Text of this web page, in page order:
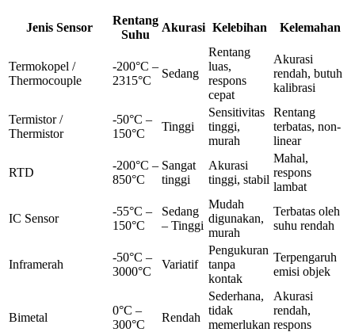
Jenis Sensor
Rentang
Suhu
Akurasi Kelebihan Kelemahan
Termokopel /
Thermocouple
-200°C –
2315°C
Sedang
Rentang
luas,
respons
cepat
Akurasi
rendah, butuh
kalibrasi
Termistor /
Thermistor
-50°C –
150°C
Tinggi
Sensitivitas
tinggi,
murah
Rentang
terbatas, non-
linear
RTD
-200°C –
850°C
Sangat
tinggi
Akurasi
tinggi, stabil
Mahal,
respons
lambat
IC Sensor
-55°C –
150°C
Sedang
– Tinggi
Mudah
digunakan,
murah
Terbatas oleh
suhu rendah
Inframerah
-50°C –
3000°C
Variatif
Pengukuran
tanpa
kontak
Terpengaruh
emisi objek
Bimetal
0°C –
300°C
Rendah
Sederhana,
tidak
memerlukan
Akurasi
rendah,
respons